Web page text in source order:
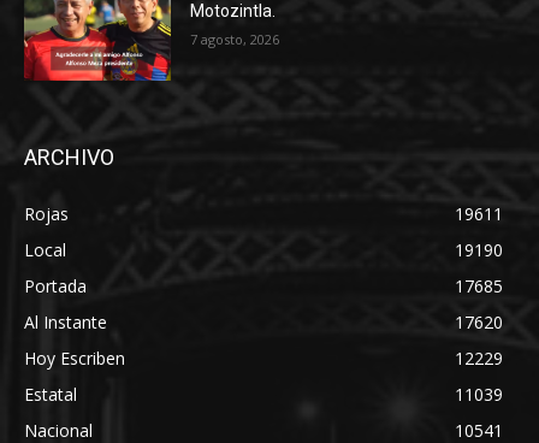
Motozintla.
7 agosto, 2026
ARCHIVO
Rojas
19611
Local
19190
Portada
17685
Al Instante
17620
Hoy Escriben
12229
Estatal
11039
Nacional
10541